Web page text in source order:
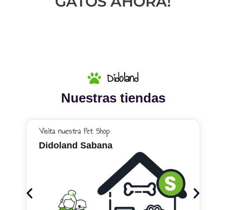
Didoland
Nuestras tiendas
Visita nuestra Pet Shop
Didoland Sabana